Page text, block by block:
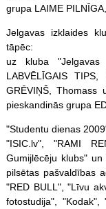
grupa LAIME
Jelgavas izklaides
tāpēc:
uz kluba
LABVĒLĪGAIS
GRĒVIŅŠ, Thomass
pieskandinās grupa
"Studentu dienas
"ISIC.lv", "RAMI
Gumijlēcēju klubs"
pilsētas pašvaldības
"RED BULL", "Līvu
fotostudija", "Kodak",